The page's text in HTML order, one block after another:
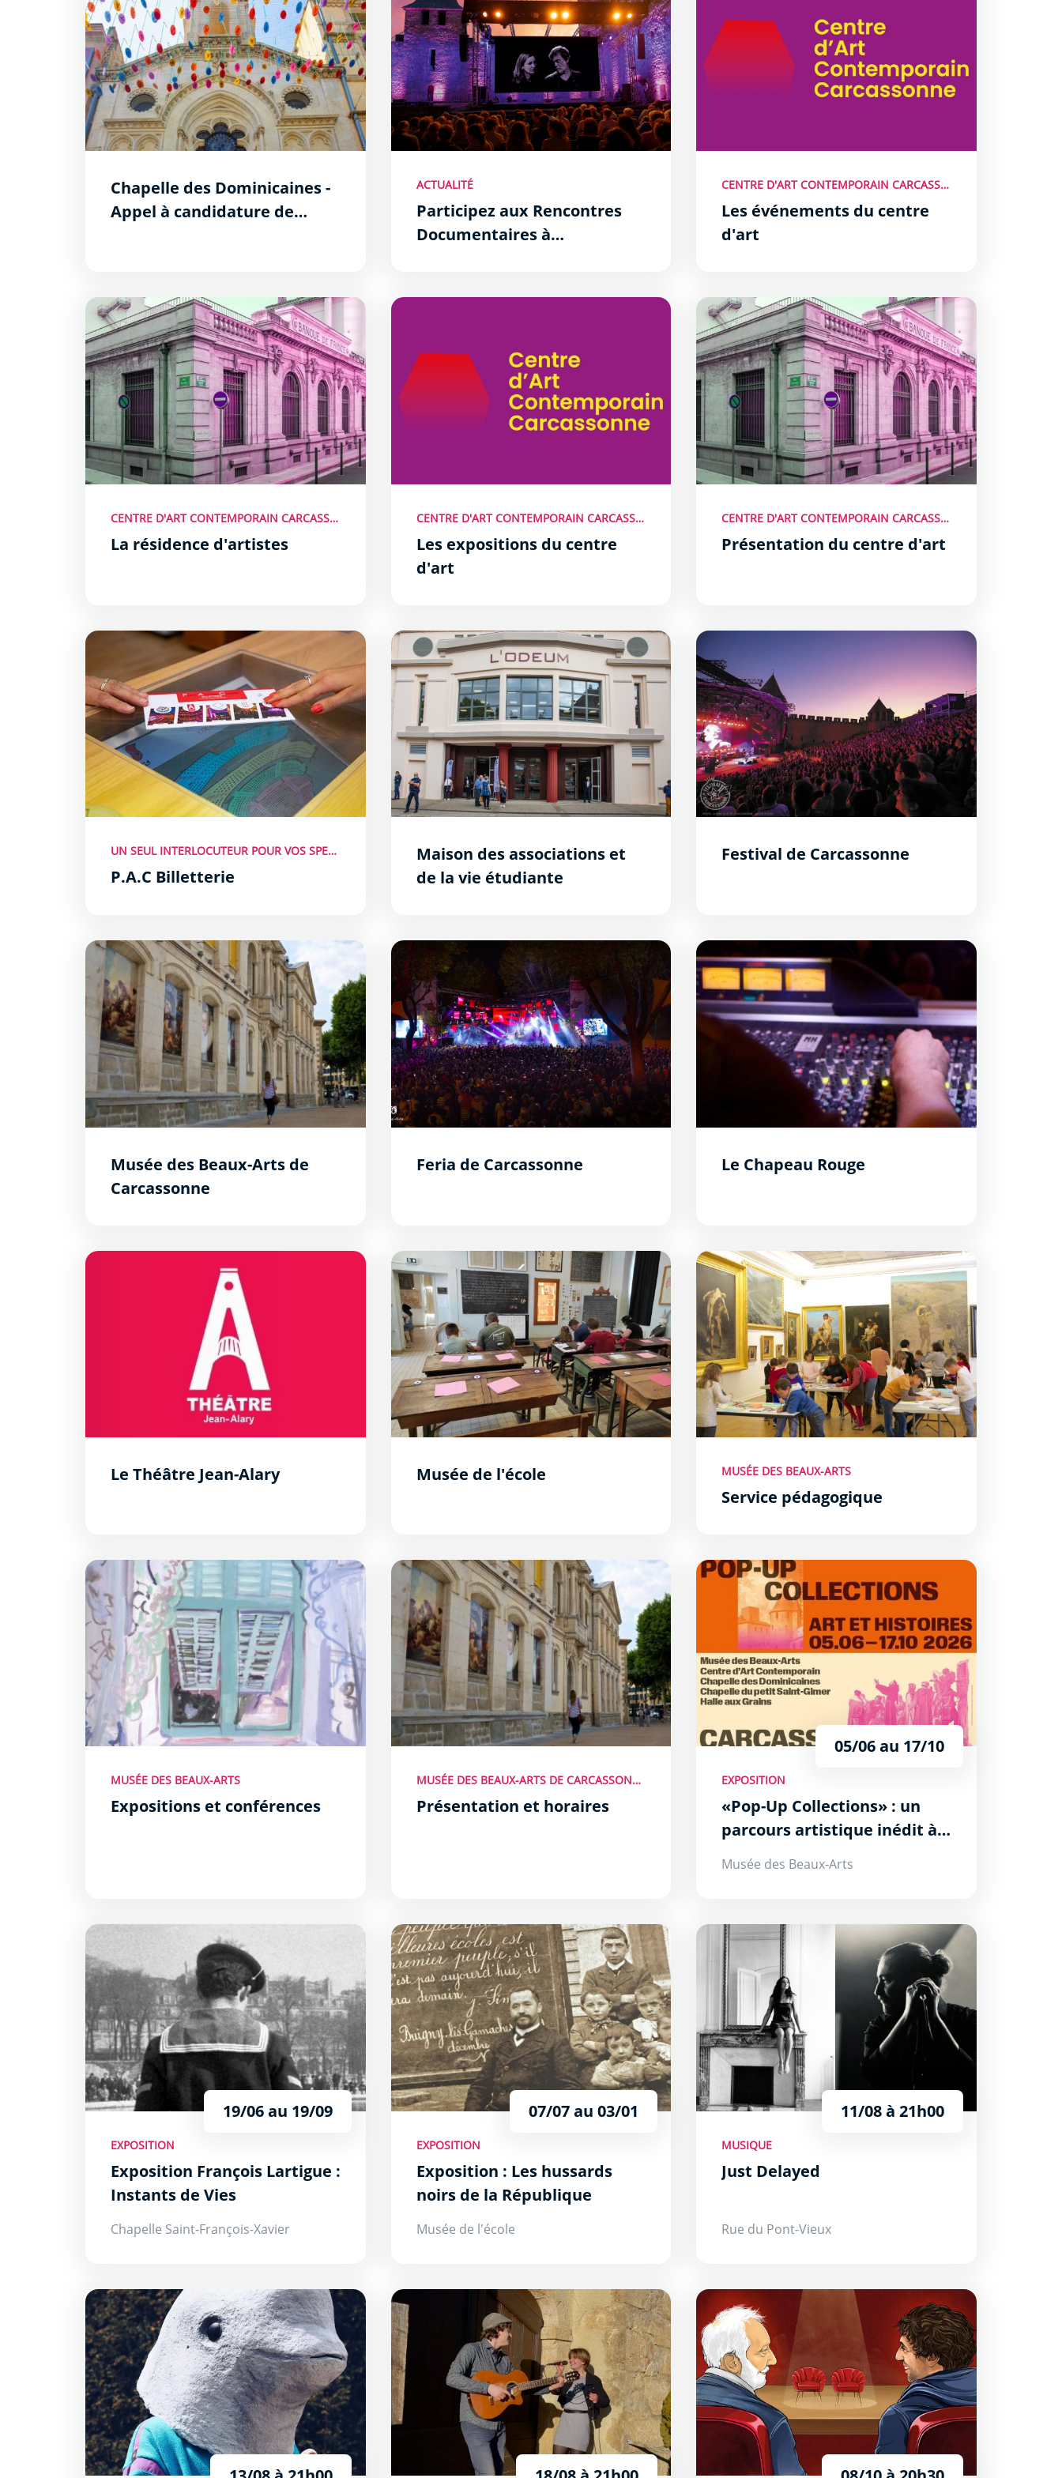
Chapelle des Dominicaines -
Appel à candidature de
ACTUALITÉ
Participez aux Rencontres
Documentaires à
CENTRE D'ART CONTEMPORAIN CARCASSONNE
Les événements du centre
d'art
La résidence d&#039;artistes
CENTRE D'ART CONTEMPORAIN CARCASSONNE
La résidence d'artistes
Les expositions du centre d&#039;art
CENTRE D'ART CONTEMPORAIN CARCASSONNE
Les expositions du centre
d'art
Présentation du centre d&#039;art
CENTRE D'ART CONTEMPORAIN CARCASSONNE
Présentation du centre d'art
P.A.C Billetterie
UN SEUL INTERLOCUTEUR POUR VOS SPECTACLES À CARCASSONNE
P.A.C Billetterie
Maison des associations et de la vie étudiante
Maison des associations et
de la vie étudiante
Festival de Carcassonne
Festival de Carcassonne
Musée des Beaux-Arts de Carcassonne
Musée des Beaux-Arts de
Carcassonne
Feria de Carcassonne
Feria de Carcassonne
Le Chapeau Rouge
Le Chapeau Rouge
Le Théâtre Jean-Alary
Le Théâtre Jean-Alary
Musée de l&#039;école
Musée de l'école
Service pédagogique
MUSÉE DES BEAUX-ARTS
Service pédagogique
Expositions et conférences
MUSÉE DES BEAUX-ARTS
Expositions et conférences
Présentation et horaires
MUSÉE DES BEAUX-ARTS DE CARCASSONNE
Présentation et horaires
«Pop-Up Collections» : un parcours artistique inédit à
05/06 au 17/10
EXPOSITION
«Pop-Up Collections» : un
parcours artistique inédit à
Carcassonne en 2026
Musée des Beaux-Arts
Exposition François Lartigue : Instants de Vies
19/06 au 19/09
EXPOSITION
Exposition François Lartigue :
Instants de Vies
Chapelle Saint-François-Xavier
Exposition : Les hussards noirs de la République
07/07 au 03/01
EXPOSITION
Exposition : Les hussards
noirs de la République
Musée de l'école
Just Delayed
11/08 à 21h00
MUSIQUE
Just Delayed
Rue du Pont-Vieux
Lenny Marsouin À 2 Temps L’Expérience Théâtrale